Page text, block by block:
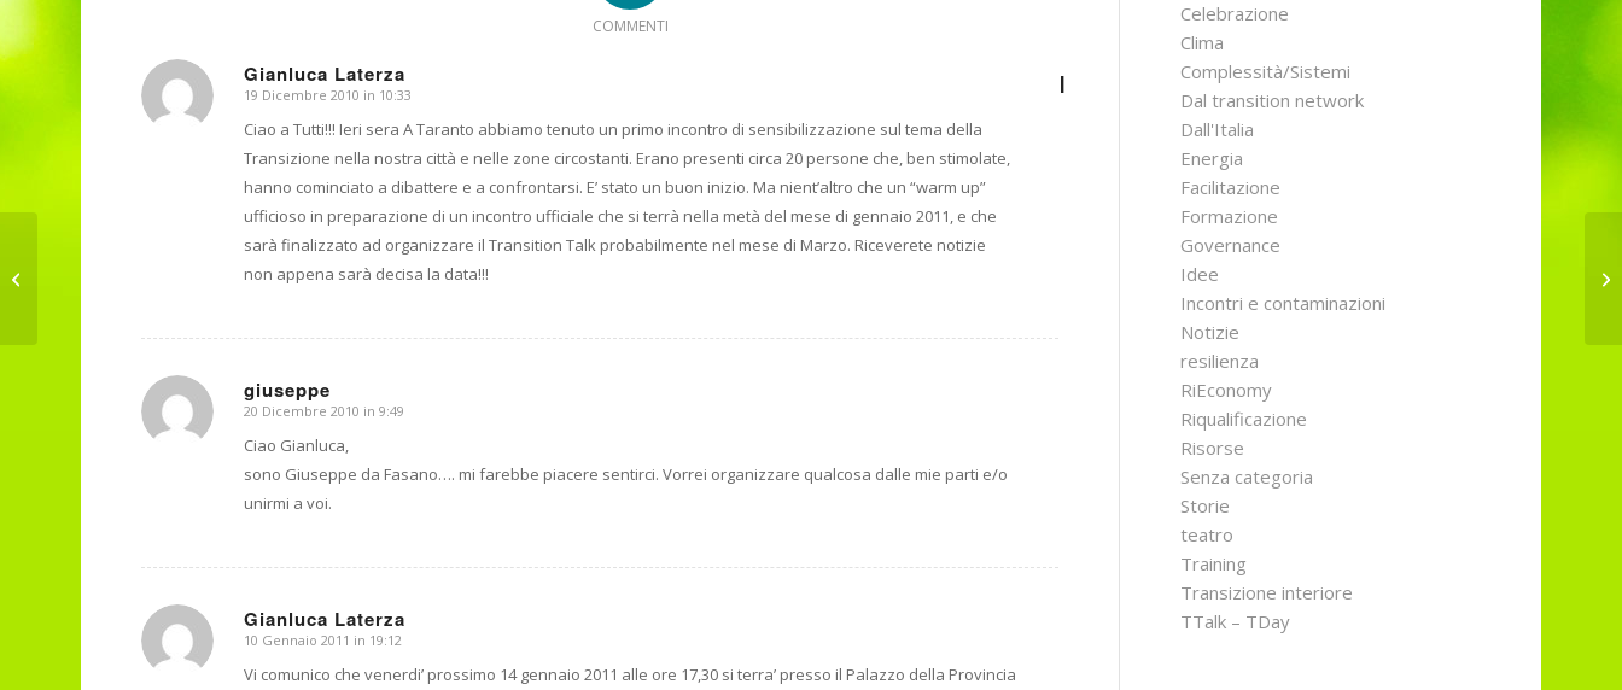
COMMENTI
Gianluca Laterza
dice:
19 Dicembre 2010 in 10:33
Ciao a Tutti!!! Ieri sera A Taranto abbiamo tenuto un primo incontro di sensibilizzazione sul tema della
Transizione nella nostra città e nelle zone circostanti. Erano presenti circa 20 persone che, ben stimolate,
hanno cominciato a dibattere e a confrontarsi. E’ stato un buon inizio. Ma nient’altro che un “warm up”
ufficioso in preparazione di un incontro ufficiale che si terrà nella metà del mese di gennaio 2011, e che
sarà finalizzato ad organizzare il Transition Talk probabilmente nel mese di Marzo. Riceverete notizie
non appena sarà decisa la data!!!
giuseppe
dice:
20 Dicembre 2010 in 9:49
Ciao Gianluca,
sono Giuseppe da Fasano…. mi farebbe piacere sentirci. Vorrei organizzare qualcosa dalle mie parti e/o
unirmi a voi.
Gianluca Laterza
dice:
10 Gennaio 2011 in 19:12
Vi comunico che venerdi’ prossimo 14 gennaio 2011 alle ore 17,30 si terra’ presso il Palazzo della Provincia
I
Celebrazione
Clima
Complessità/Sistemi
Dal transition network
Dall'Italia
Energia
Facilitazione
Formazione
Governance
Idee
Incontri e contaminazioni
Notizie
resilienza
RiEconomy
Riqualificazione
Risorse
Senza categoria
Storie
teatro
Training
Transizione interiore
TTalk – TDay